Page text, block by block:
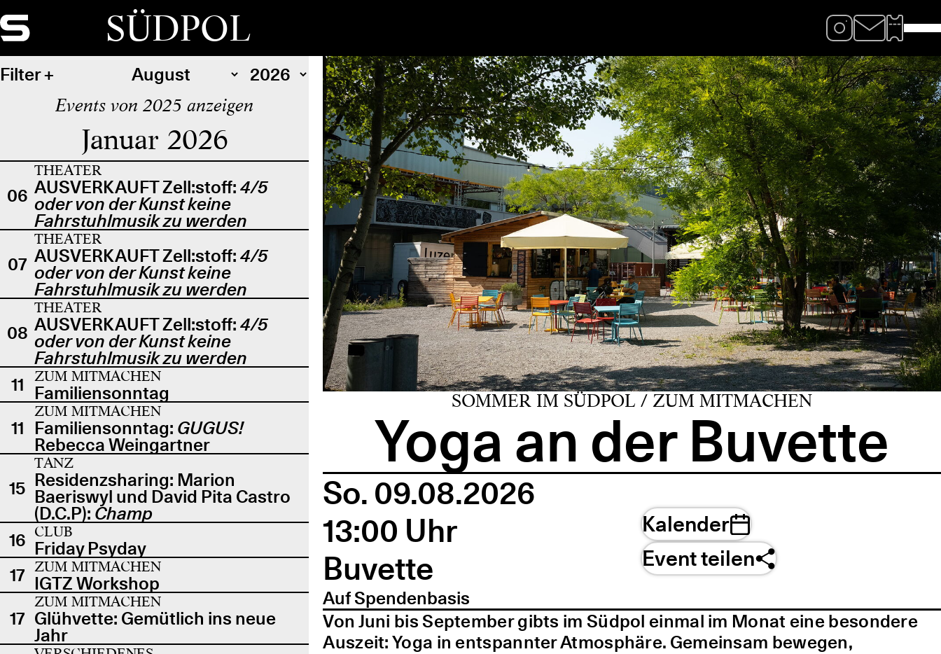
SÜDPOL
Filter
Events von 2025 anzeigen
Januar 2026
06
THEATER
AUSVERKAUFT Zell:stoff: 4/5
oder von der Kunst keine
Fahrstuhlmusik zu werden
07
THEATER
AUSVERKAUFT Zell:stoff: 4/5
oder von der Kunst keine
Fahrstuhlmusik zu werden
08
THEATER
AUSVERKAUFT Zell:stoff: 4/5
oder von der Kunst keine
Fahrstuhlmusik zu werden
11
ZUM MITMACHEN
Familiensonntag
11
ZUM MITMACHEN
Familiensonntag: GUGUS!
Rebecca Weingartner
15
TANZ
Residenzsharing: Marion
Baeriswyl und David Pita Castro
(D.C.P): Champ
16 CLUB
Friday Psyday
17 ZUM MITMACHEN
IGTZ Workshop
17
ZUM MITMACHEN
Glühvette: Gemütlich ins neue
Jahr
SOMMER IM SÜDPOL / ZUM MITMACHEN
Yoga an der Buvette
So. 09.08.2026
13:00 Uhr
Buvette
Auf Spendenbasis
Kalender
Event teilen
Von Juni bis September gibts im Südpol einmal im Monat eine besondere
Auszeit: Yoga in entspannter Atmosphäre. Gemeinsam bewegen,